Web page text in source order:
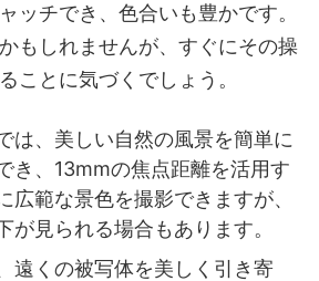
ッチでき、色合いも豊かです。
もしれませんが、すぐにその操
ことに気づくでしょう。
は、美しい自然の風景を簡単に
き、13mmの焦点距離を活用す
広範な景色を撮影できますが、
が見られる場合もあります。
遠くの被写体を美しく引き寄